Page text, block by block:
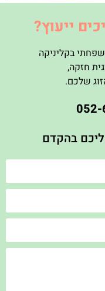
ייעוץ?
בקליניקה
חזקה,
שלכם.
בהקדם